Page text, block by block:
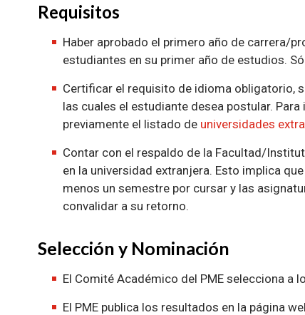
Requisitos
Haber aprobado el primero año de carrera/
estudiantes en su primer año de estudios.
Certificar el requisito de idioma obligatorio,
las cuales el estudiante desea postular.
previamente el listado de universidades
Contar con el respaldo de la Facultad/
en la universidad extranjera. Esto implica
menos un semestre por cursar y las
convalidar a su retorno.
Selección y Nominación
El Comité Académico del PME selecciona a
El PME publica los resultados en la página